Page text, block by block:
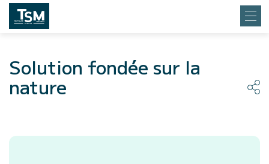
Solution fondée sur la
nature